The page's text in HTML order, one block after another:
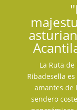
La Ruta
Ribadesella
amantes de
sendero